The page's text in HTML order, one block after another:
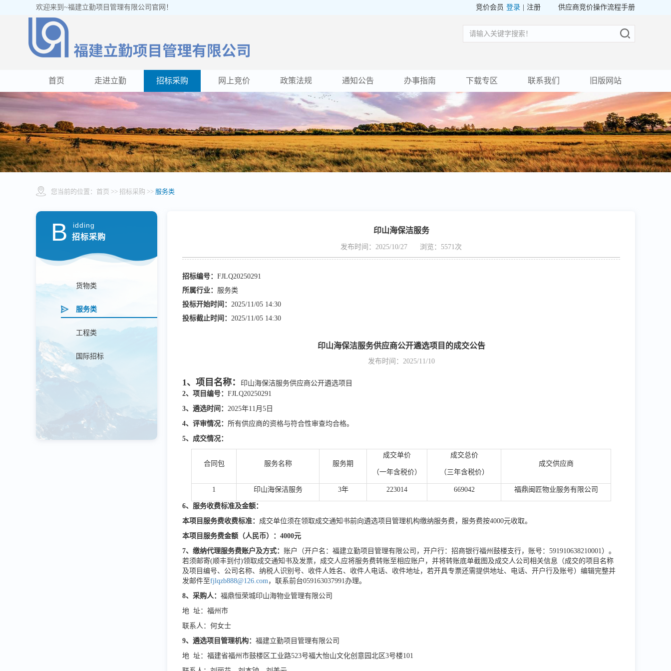
欢迎来到~福建立勤项目管理有限公司官网！ 竞价会员 登录 注册 供应商竞价操作流程手册
首页 走进立勤 招标采购 网上竞价 政策法规 通知公告 办事指南 下载专区 联系我们 旧版网站
您当前的位置： 首页 >> 招标采购 >> 服务类
B idding
招标采购
货物类
服务类
工程类
国际招标
印山海保洁服务
发布时间：2025/10/27 浏览：5571次
招标编号：FJLQ20250291
所属行业： 服务类
投标开始时间：2025/11/05 14:30
投标截止时间：2025/11/05 14:30
印山海保洁服务供应商公开遴选项目的成交公告
发布时间：2025/11/10
1、项目名称：
印山海保洁服务供应商公开遴选项目
2、项目编号：FJLQ20250291
3、遴选时间：2025年11月5日
4、评审情况： 所有供应商的资格与符合性审查均合格。
5、成交情况：
合同包 服务名称 服务期
成交单价
（一年含税价）
成交总价
（三年含税价）
成交供应商
1 印山海保洁服务 3年 223014 669042 福鼎闽匠物业服务有限公司
6、 服务收费标准及金额：
本项目服务费收费标准： 成交单位须在领取成交通知书前向遴选项目管理机构缴纳服务费，服务费按4000元收取。
本项目 服务费金额（人民币）：4000元
7、缴纳代理服务费账户及方式： 账户（开户名：福建立勤项目管理有限公司，开户行：招商银行福州鼓楼支行，账号：591910638210001）。
若须邮寄(顺丰到付)领取成交通知书及发票，成交人应将服务费转账至相应账户，并将转账底单截图及成交人公司相关信息（成交的项目名称
及项目编号、公司名称、纳税人识别号、收件人姓名、收件人电话、收件地址，若开具专票还需提供地址、电话、开户行及账号）编辑完整并
发邮件至fjlqzb888@126.com，联系前台059163037991办理。
8、采购人：福鼎恒荣城印山海物业管理有限公司
地 址：福州市
联系人：何女士
9、遴选项目管理机构：福建立勤项目管理有限公司
地 址：福建省福州市鼓楼区工业路523号福大怡山文化创意园北区3号楼101